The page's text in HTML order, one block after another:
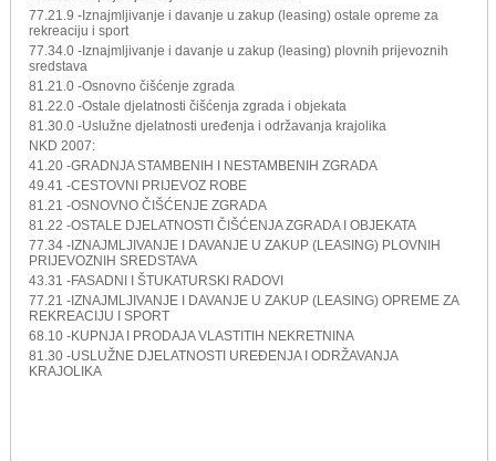
77.21.9 -Iznajmljivanje i davanje u zakup (leasing) ostale opreme za
rekreaciju i sport
77.34.0 -Iznajmljivanje i davanje u zakup (leasing) plovnih prijevoznih
sredstava
81.21.0 -Osnovno čišćenje zgrada
81.22.0 -Ostale djelatnosti čišćenja zgrada i objekata
81.30.0 -Uslužne djelatnosti uređenja i održavanja krajolika
NKD 2007:
41.20 -GRADNJA STAMBENIH I NESTAMBENIH ZGRADA
49.41 -CESTOVNI PRIJEVOZ ROBE
81.21 -OSNOVNO ČIŠĆENJE ZGRADA
81.22 -OSTALE DJELATNOSTI ČIŠĆENJA ZGRADA I OBJEKATA
77.34 -IZNAJMLJIVANJE I DAVANJE U ZAKUP (LEASING) PLOVNIH
PRIJEVOZNIH SREDSTAVA
43.31 -FASADNI I ŠTUKATURSKI RADOVI
77.21 -IZNAJMLJIVANJE I DAVANJE U ZAKUP (LEA­SING) OPREME ZA
REKREACIJU I SPORT
68.10 -KUPNJA I PRODAJA VLASTITIH NEKRETNINA
81.30 -USLUŽNE DJELATNOSTI UREĐENJA I ODRŽAVANJA
KRAJOLIKA